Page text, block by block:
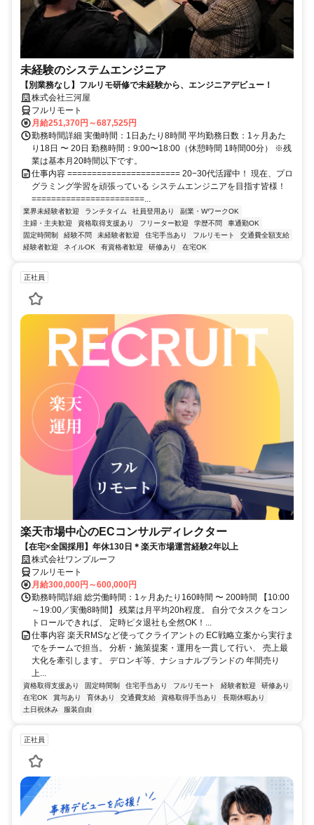
未経験のシステムエンジニア
【別業務なし】フルリモ研修で未経験から、エンジニアデビュー！
株式会社三河屋
フルリモート
月給251,370円～687,525円
勤務時間詳細 実働時間：1日あたり8時間 平均勤務日数：1ヶ月あた
り18日 〜 20日 勤務時間：9:00〜18:00（休憩時間 1時間00分） ※残
業は基本月20時間以下です。
仕事内容 ======================= 20−30代活躍中！ 現在、プロ
グラミング学習を頑張っている システムエンジニアを目指す皆様！
=======================...
業界未経験者歓迎 ランチタイム 社員登用あり
副業・WワークOK
主婦・主夫歓迎
資格取得支援あり フリーター歓迎 学歴不問
車通勤OK
固定時間制
経験不問 未経験者歓迎 住宅手当あり フルリモート
交通費全額支給
経験者歓迎
ネイルOK 有資格者歓迎 研修あり 在宅OK
正社員
楽天市場中心のECコンサルディレクター
【在宅×全国採用】年休130日＊楽天市場運営経験2年以上
株式会社ワンプルーフ
フルリモート
月給300,000円～600,000円
勤務時間詳細 総労働時間：1ヶ月あたり160時間 〜 200時間 【10:00
～19:00／実働8時間】 残業は月平均20h程度。 自分でタスクをコン
トロールできれば、 定時ピタ退社も全然OK！...
仕事内容 楽天RMSなど使ってクライアントの EC戦略立案から実行ま
でをチームで担当。 分析・施策提案・運用を一貫して行い、 売上最
大化を牽引します。 デロンギ等、ナショナルブランドの 年間売り
上...
資格取得支援あり 固定時間制 住宅手当あり フルリモート 経験者歓迎
研修あり
在宅OK
賞与あり 育休あり 交通費支給 資格取得手当あり
長期休暇あり
土日祝休み
服装自由
正社員